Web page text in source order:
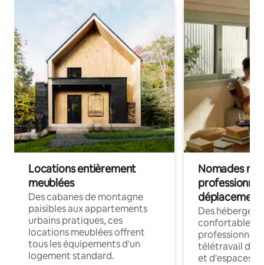
Locations entièrement
meublées
Des cabanes de montagne
paisibles aux appartements
urbains pratiques, ces
locations meublées offrent
tous les équipements d'un
logement standard.
Nomades
déplacement
Des
confortables
professionnels
télétravail
et d'espaces